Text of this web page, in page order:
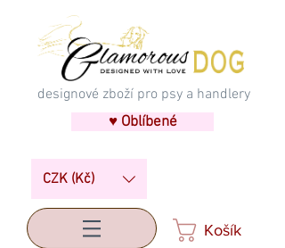
designové zboží pro psy a handlery
♥ Oblíbené
CZK (Kč)
Košík